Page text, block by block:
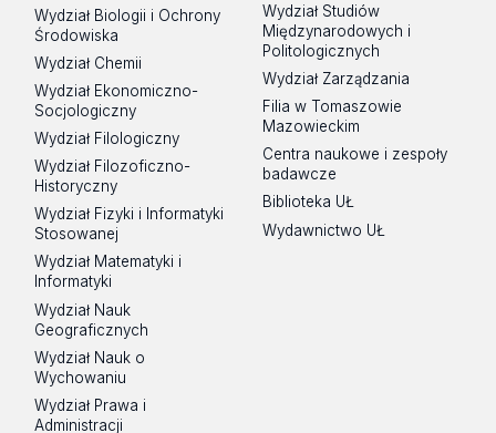
Wydział Biologii i Ochrony
Środowiska
Wydział Chemii
Wydział Ekonomiczno-
Socjologiczny
Wydział Filologiczny
Wydział Filozoficzno-
Historyczny
Wydział Fizyki i Informatyki
Stosowanej
Wydział Matematyki i
Informatyki
Wydział Nauk
Geograficznych
Wydział Nauk o
Wychowaniu
Wydział Prawa i
Administracji
Wydział Studiów
Międzynarodowych i
Politologicznych
Wydział Zarządzania
Filia w Tomaszowie
Mazowieckim
Centra naukowe i zespoły
badawcze
Biblioteka UŁ
Wydawnictwo UŁ